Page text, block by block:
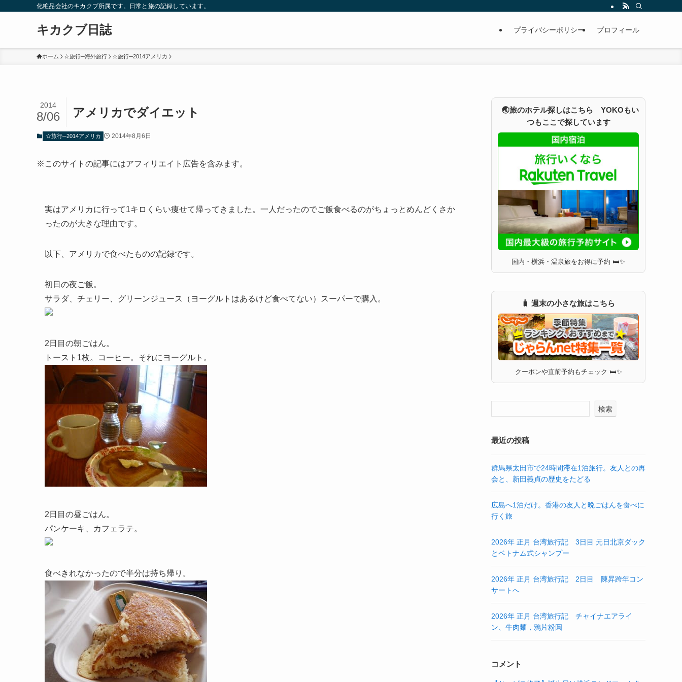
化粧品会社のキカクブ所属です。日常と旅の記録しています。
キカクブ日誌 プライバシーポリシー プロフィール
ホーム ☆旅行─海外旅行 ☆旅行─2014アメリカ
アメリカでダイエット
2014
8/06
☆旅行─2014アメリカ 2014年8月6日
※このサイトの記事にはアフィリエイト広告を含みます。
実はアメリカに行って1キロくらい痩せて帰ってきました。一人だったのでご飯食べるのがちょっとめんどくさか
ったのが大きな理由です。
以下、アメリカで食べたものの記録です。
初日の夜ご飯。
サラダ、チェリー、グリーンジュース（ヨーグルトはあるけど食べてない）スーパーで購入。
2日目の朝ごはん。
トースト1枚。コーヒー。それにヨーグルト。
2日目の昼ごはん。
パンケーキ、カフェラテ。
食べきれなかったので半分は持ち帰り。
🌏旅のホテル探しはこちら YOKOもい
つもここで探しています
国内・横浜・温泉旅をお得に予約 🛏✨
🧳 週末の小さな旅はこちら
クーポンや直前予約もチェック 🛏✨
検索
最近の投稿
群馬県太田市で24時間滞在1泊旅行。友人との再
会と、新田義貞の歴史をたどる
広島へ1泊だけ。香港の友人と晩ごはんを食べに
行く旅
2026年 正月 台湾旅行記 3日目 元日北京ダック
とベトナム式シャンプー
2026年 正月 台湾旅行記 2日目 陳昇跨年コン
サートへ
2026年 正月 台湾旅行記 チャイナエアライ
ン、牛肉麺，鴉片粉圓
コメント